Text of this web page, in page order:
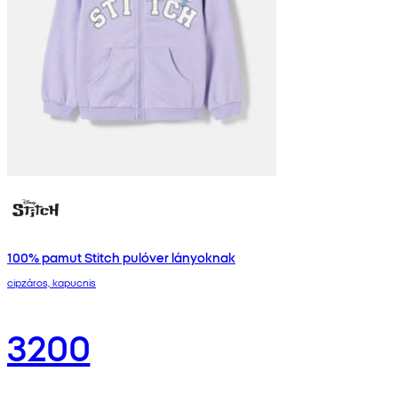
100% pamut Stitch pulóver lányoknak
cipzáros, kapucnis
3200